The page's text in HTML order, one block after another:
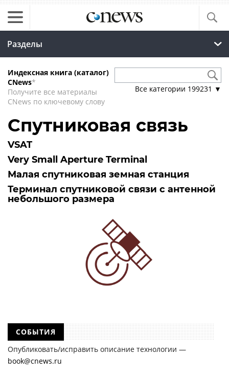
Разделы
Индексная книга (каталог)
CNews*
Получите все материалы
CNews по ключевому слову
Все категории 199231 ▼
Спутниковая связь
VSAT
Very Small Aperture Terminal
Малая спутниковая земная станция
Терминал спутниковой связи с антенной
небольшого размера
СОБЫТИЯ
Опубликовать/исправить описание технологии —
book@cnews.ru